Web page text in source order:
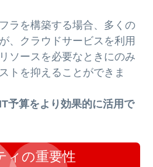
ラを構築する場合、多くの
、クラウドサービスを利用
ソースを必要なときにのみ
トを抑えることができま
予算をより効果的に活用で
ィの重要性